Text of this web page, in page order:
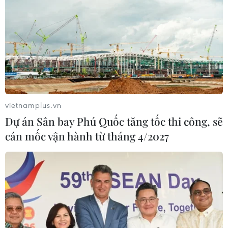
Xuất nhập khẩu 4 tháng đầu năm có tốc độ
tăng cao nhất 10 năm qua
vietnamplus.vn
Dự án Sân bay Phú Quốc tăng tốc thi công, sẽ
cán mốc vận hành từ tháng 4/2027